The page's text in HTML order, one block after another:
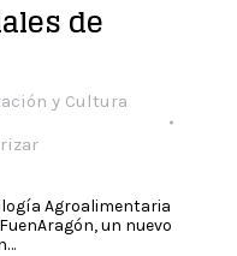
de
y Cultura
Agroalimentaria
un nuevo